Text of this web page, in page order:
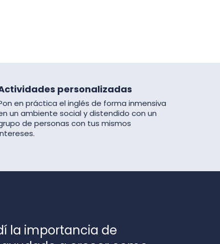
personalizadas
en práctica el inglés de forma inmensiva
un ambiente social y distendido con un
de personas con tus mismos
la importancia de